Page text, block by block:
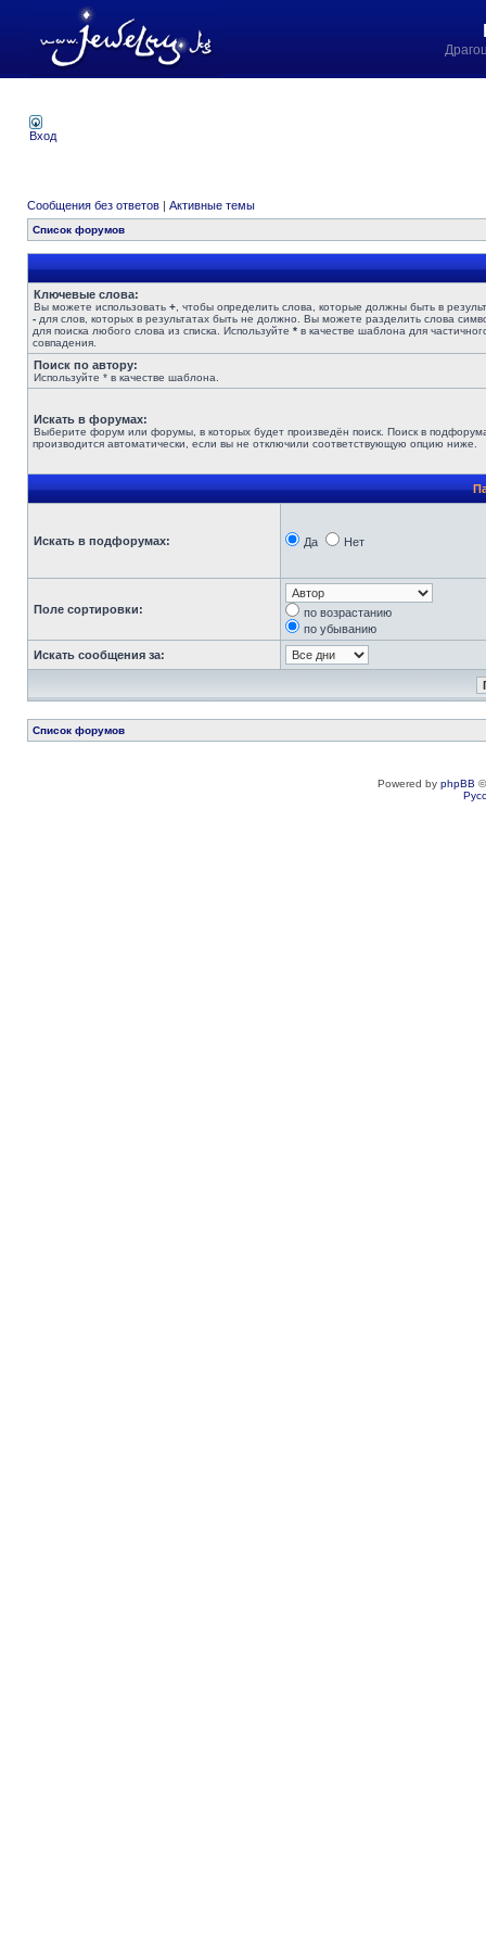
Вход
Сообщения без ответов | Активные темы
Список форумов
Ключевые слова:
Вы можете использовать + , чтобы определить слова, которые должны быть в
- для слов, которых в результатах быть не должно. Вы можете разделить слова
для поиска любого слова из списка. Используйте * в качестве шаблона для
совпадения.
Поиск по автору:
Используйте * в качестве шаблона.
Искать в форумах:
Выберите форум или форумы, в которых будет произведён поиск. Поиск в
производится автоматически, если вы не отключили соответствующую опцию ниже.
Искать в подфорумах: Да Нет
Поле сортировки:
по возрастанию
по убыванию
Искать сообщения за:
Список форумов
Powered by phpBB